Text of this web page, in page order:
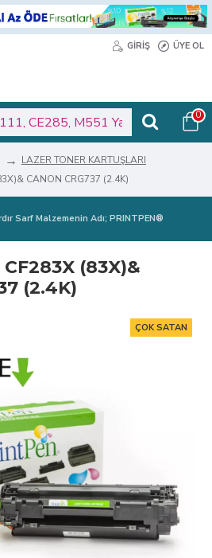
GIRIŞ ÜYE OL
0
LAZER TONER KARTUŞLARI
CANON CRG737 (2.4K)
Sarf Malzemenin Adı; PRINTPEN®
(83X)&
(2.4K)
ÇOK SATAN